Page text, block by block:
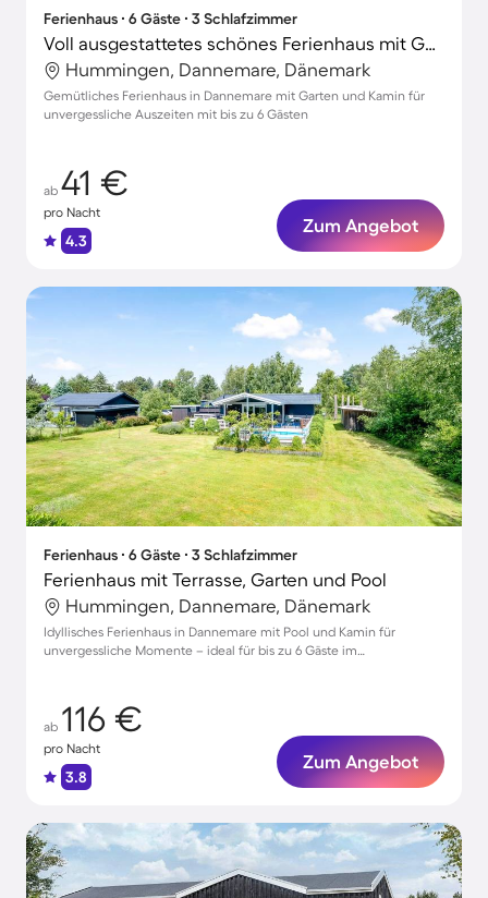
Ferienhaus ∙ 6 Gäste ∙ 3 Schlafzimmer
Voll ausgestattetes schönes Ferienhaus mit Garten und Terrasse
Hummingen, Dannemare, Dänemark
Gemütliches Ferienhaus in Dannemare mit Garten und Kamin für
unvergessliche Auszeiten mit bis zu 6 Gästen
ab 41 €
pro Nacht
4.3
Zum Angebot
Ferienhaus ∙ 6 Gäste ∙ 3 Schlafzimmer
Ferienhaus mit Terrasse, Garten und Pool
Hummingen, Dannemare, Dänemark
Idyllisches Ferienhaus in Dannemare mit Pool und Kamin für
unvergessliche Momente – ideal für bis zu 6 Gäste im
ab 116 €
pro Nacht
3.8
Zum Angebot